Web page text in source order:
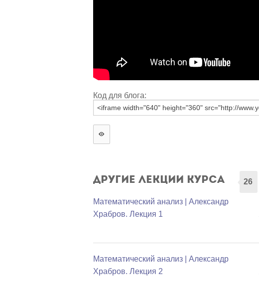
Код для блога:
Другие лекции курса 26
Математический анализ | Александр
Храбров. Лекция 1
Математический анализ | Александр
Храбров. Лекция 2